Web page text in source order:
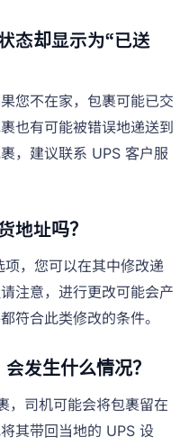
态却显示为“已送
您不在家，包裹可能已交
也有可能被错误地递送到
，建议联系 UPS 客户服
地址吗？
，您可以在其中修改递
注意，进行更改可能会产
符合此类修改的条件。
发生什么情况？
，司机可能会将包裹留在
其带回当地的 UPS 设